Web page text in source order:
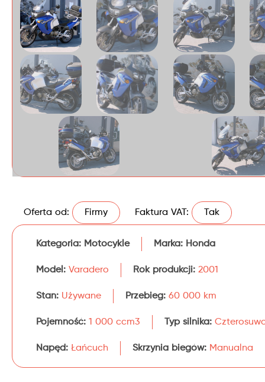
Oferta od: Firmy Faktura VAT: Tak
Kategoria: Motocykle Marka: Honda
Model: Varadero Rok produkcji: 2001
Stan: Używane Przebieg: 60 000 km
Pojemność: 1 000 ccm3 Typ silnika:
Napęd: Łańcuch Skrzynia biegów: Manualna